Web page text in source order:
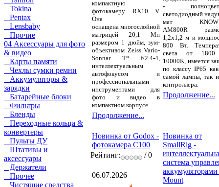
Tokina
Pentax
Lensbaby
Прочие
04 Аксессуары для фото
& видео
Карты памяти
Чехлы сумки ремни
Аккумуляторы &
зарядки
Батарейные блоки
Фильтры
Бленды
Переходные кольца &
конвертеры
Пульты ДУ
Штативы и
аксессуары
Держатели
Прочее
Чистящие средства
компактную
фотокамеру RX10 V.
Она
оснащена многослойной
матрицей 20,1 Мп
размером 1 дюйм, зум-
объективом Zeiss Vario-
Sonnar T* f/2.4-4,
интеллектуальным
автофокусом и
профессиональными
инструментами для
фото и видео в
компактном корпусе.
Продолжение...
-
светодиодный
мат
AM800R
1,2x1,2 м и
800 Вт.
света от
10000K, имеется
по классу IP65
самой лампы, так
контроллера.
Продолжение...
Новинка от Godox -
фотокамера C100
Рейтинг:
/ 0
06.07.2026
Новинка от
SmallRig -
система
Mount